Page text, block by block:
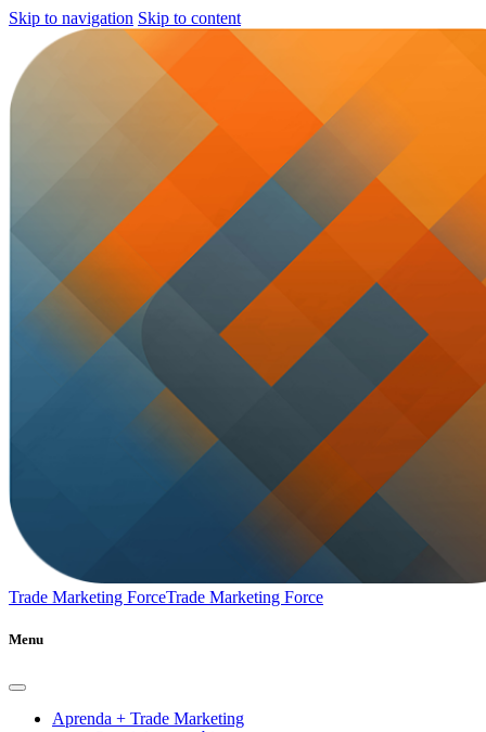
Skip to navigation Skip to content
Trade Marketing ForceTrade Marketing Force
Menu
Aprenda + Trade Marketing